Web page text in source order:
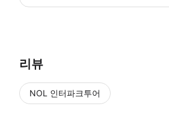
리뷰
NOL 인터파크투어